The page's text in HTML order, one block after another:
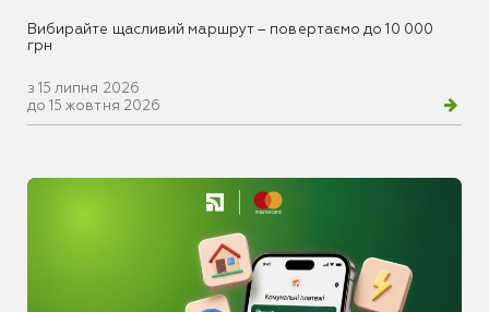
Вибирайте щасливий маршрут – повертаємо до 10 000
грн
з 15 липня 2026
до 15 жовтня 2026